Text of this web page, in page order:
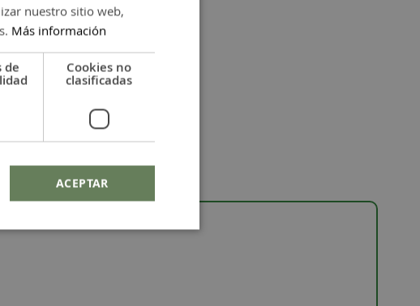
nuestro sitio web,
Más información
de Cookies no
clasificadas
ACEPTAR